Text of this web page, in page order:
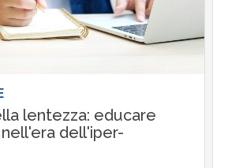
lentezza: educare
dell'iper-